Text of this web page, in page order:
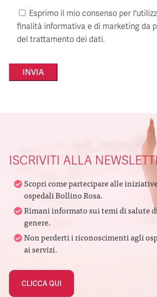
Esprimo il mio consenso per
finalità informativa e di marketing da
del trattamento dei dati.
ISCRIVITI ALLA
Scopri come partecipare alle
ospedali Bollino Rosa.
Rimani informato sui temi di salute
genere.
Non perderti i riconoscimenti agli
ai servizi.
CLICCA QUI